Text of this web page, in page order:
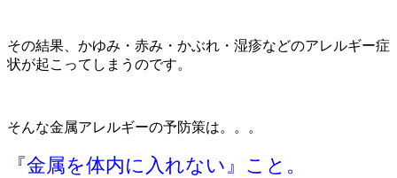
その結果、かゆみ・赤み・かぶれ・湿疹などのアレルギー症
状が起こってしまうのです。
そんな金属アレルギーの予防策は。。。
『金属を体内に入れない』こと。